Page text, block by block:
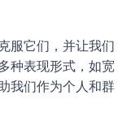
服它们，并让我们
种表现形式，如宽
我们作为个人和群